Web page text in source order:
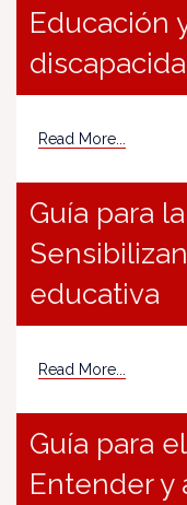
Educación
Read More...
Guía para
educativa
Read More...
Guía para
Entender y